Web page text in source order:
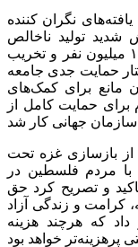
نگران کننده
تولید ناخالص
داخلی، فروپاشی اشتغال در غزه، آوارگی ۱.۹ میلیون نفر و تخریب
حمایت جدی جامعه
مانع برای کمک‌های
برای حمایت کامل از
بازسازی غزه تحت
مردم فلسطین در
و تصریح کرد حق
کرامت و زندگی آزاد
داد که هرچند هزینه